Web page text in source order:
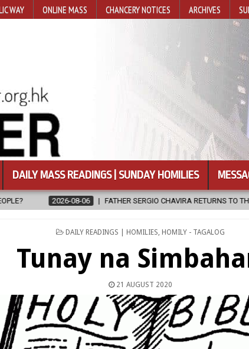
WAY ONLINE MASS CHANCERY NOTICES ARCHIVES
DAILY MASS READINGS | SUNDAY HOMILIES
FATHER SERGIO CHAVIRA RETURNS TO THE LORD 2026-08-06
POSTED
DAILY READINGS | HOMILIES, HOMILY - TAGALOG
Tunay na
21 AUGUST 2020